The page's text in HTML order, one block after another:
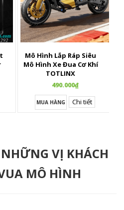
Mô Hình Lắp Ráp Siêu
Mô Hình Xe Đua Cơ Khí
TOTLINX
490.000₫
MUA HÀNG Chi tiết
VỊ KHÁCH
MÔ HÌNH